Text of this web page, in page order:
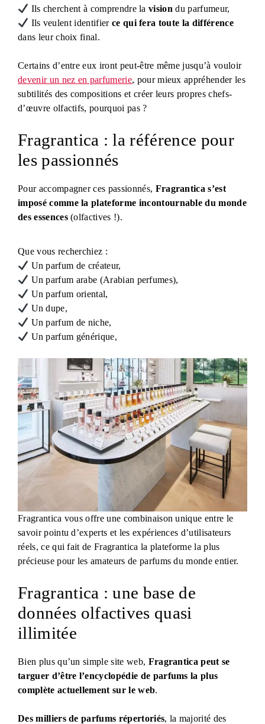
Ils cherchent à comprendre lavisiondu parfumeur,
Ils veulent identifier ce qui fera toute la différence
dans leur choix final.
Certains d’entre eux iront peut-être même jusqu’à vouloir
devenir un nez en parfumerie, pour mieux appréhender les
subtilités des compositions et créer leurs propres chefs-
d’œuvre olfactifs, pourquoi pas ?
Fragrantica : la référence pour
les passionnés
Pour accompagner ces passionnés, Fragrantica s’est
imposé comme la plateforme incontournable du monde
des essences(olfactives !).
Que vous recherchiez :
Un parfum de créateur,
Un parfum arabe (Arabian perfumes),
Un parfum oriental,
Un dupe,
Un parfum de niche,
Un parfum générique,
Fragrantica vous offre une combinaison unique entre le
savoir pointu d’experts et les expériences d’utilisateurs
réels, ce qui fait de Fragrantica la plateforme la plus
précieuse pour les amateurs de parfums du monde entier.
Fragrantica : une base de
données olfactives quasi
illimitée
Bien plus qu’un simple site web, Fragrantica peut se
targuer d’être l’encyclopédie de parfums la plus
complète actuellement sur le web.
Des milliers de parfums répertoriés, la majorité des